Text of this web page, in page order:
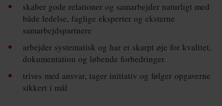
skaber gode relationer og samarbejder naturligt med
både ledelse, faglige eksperter og eksterne
samarbejdspartnere
arbejder systematisk og har et skarpt øje for kvalitet,
dokumentation og løbende forbedringer.
trives med ansvar, tager initiativ og følger opgaverne
sikkert i mål